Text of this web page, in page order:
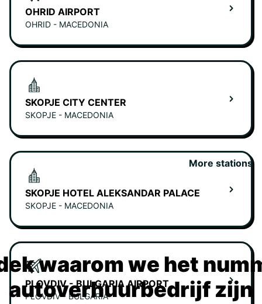
OHRID AIRPORT
OHRID - MACEDONIA
SKOPJE CITY CENTER
SKOPJE - MACEDONIA
SKOPJE HOTEL ALEKSANDAR PALACE
SKOPJE - MACEDONIA
PLOVDIV - BULGARIA AIRPORT
PLOVDIV - BULGARIA
More stations
waarom we het
autoverhuurbedrijf zijn